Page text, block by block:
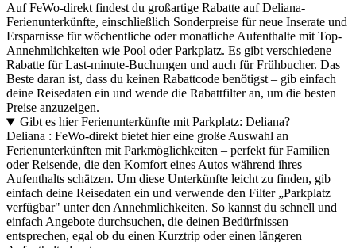
Auf FeWo-direkt findest du großartige Rabatte auf Deliana-
Ferienunterkünfte, einschließlich Sonderpreise für neue Inserate und
Ersparnisse für wöchentliche oder monatliche Aufenthalte mit Top-
Annehmlichkeiten wie Pool oder Parkplatz. Es gibt verschiedene
Rabatte für Last-minute-Buchungen und auch für Frühbucher. Das
Beste daran ist, dass du keinen Rabattcode benötigst – gib einfach
deine Reisedaten ein und wende die Rabattfilter an, um die besten
Preise anzuzeigen.
Gibt es hier Ferienunterkünfte mit Parkplatz: Deliana?
Deliana : FeWo-direkt bietet hier eine große Auswahl an
Ferienunterkünften mit Parkmöglichkeiten – perfekt für Familien
oder Reisende, die den Komfort eines Autos während ihres
Aufenthalts schätzen. Um diese Unterkünfte leicht zu finden, gib
einfach deine Reisedaten ein und verwende den Filter „Parkplatz
verfügbar" unter den Annehmlichkeiten. So kannst du schnell und
einfach Angebote durchsuchen, die deinen Bedürfnissen
entsprechen, egal ob du einen Kurztrip oder einen längeren